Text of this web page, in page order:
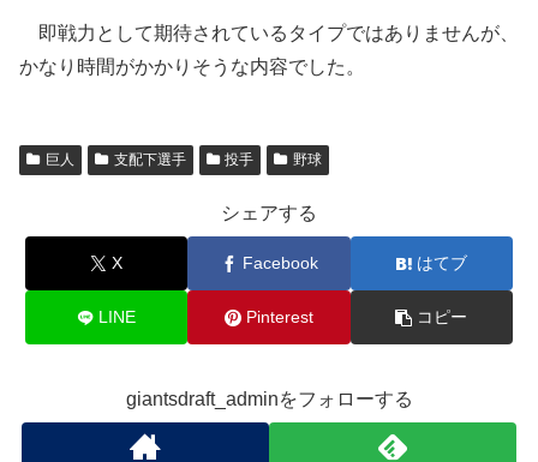
即戦力として期待されているタイプではありませんが、
かなり時間がかかりそうな内容でした。
巨人 支配下選手 投手 野球
シェアする
X Facebook はてブ
LINE Pinterest コピー
giantsdraft_adminをフォローする